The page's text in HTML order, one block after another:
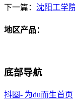
下一篇： 沈阳工学
地区产品：
底部导航
抖圈- 为du而生首页